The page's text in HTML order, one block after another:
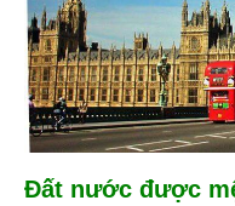
Đất nước được